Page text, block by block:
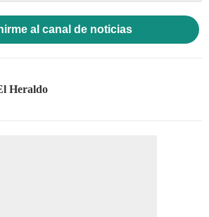
al canal de noticias
Heraldo